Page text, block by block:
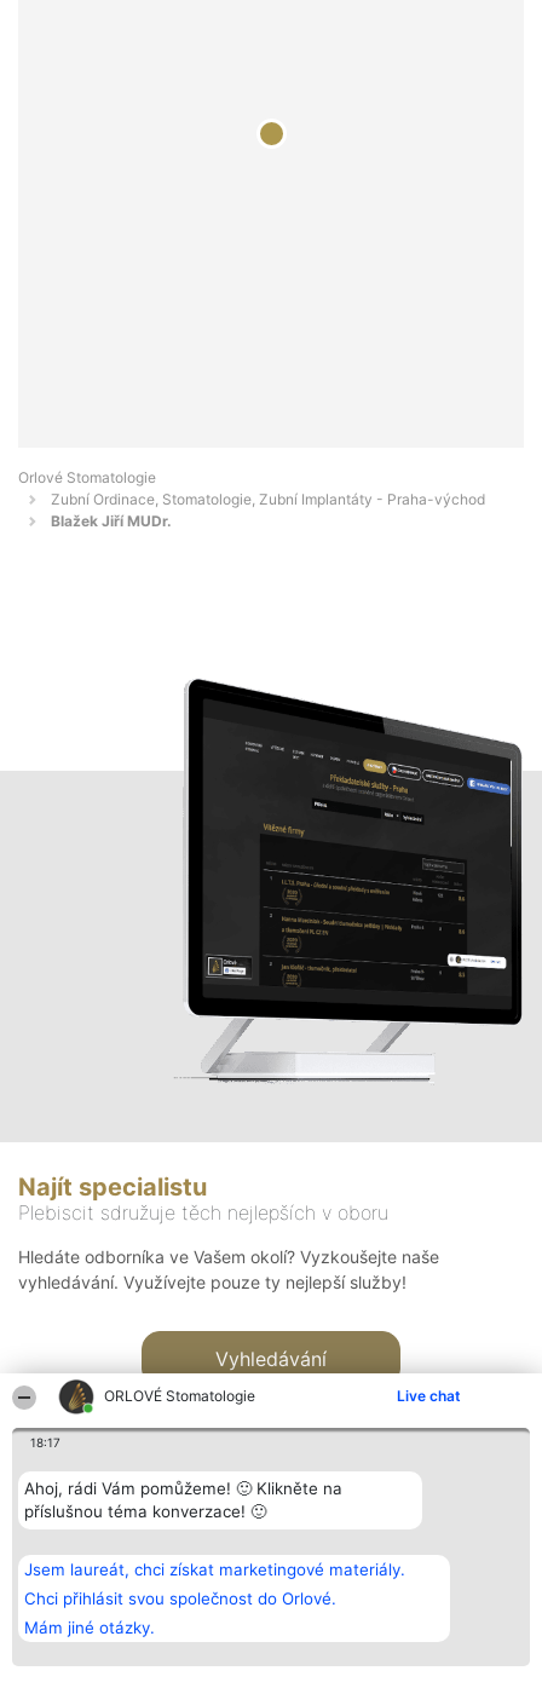
ORLOVÉ Stomatologie Live chat
18:17
Ahoj, rádi Vám pomůžeme! 🙂 Klikněte na
příslušnou téma konverzace! 🙂
Jsem laureát, chci získat marketingové materiály.
Chci přihlásit svou společnost do Orlové.
Mám jiné otázky.
Orlové Stomatologie
Zubní Ordinace, Stomatologie, Zubní Implantáty - Praha-východ
Blažek Jiří MUDr.
Najít specialistu
Plebiscit sdružuje těch nejlepších v oboru
Hledáte odborníka ve Vašem okolí? Vyzkoušejte naše
vyhledávání. Využívejte pouze ty nejlepší služby!
Vyhledávání
Bright Side Solutions sp. z o.
o. sp. k.
ul. Ruska 22
Wrocław 50-079
KRS 0000749100 | Regon
381313360 | NIP 8943132676
Vítězové
Seznam všech
laureátů
Zásady
Zásady
Kontakt